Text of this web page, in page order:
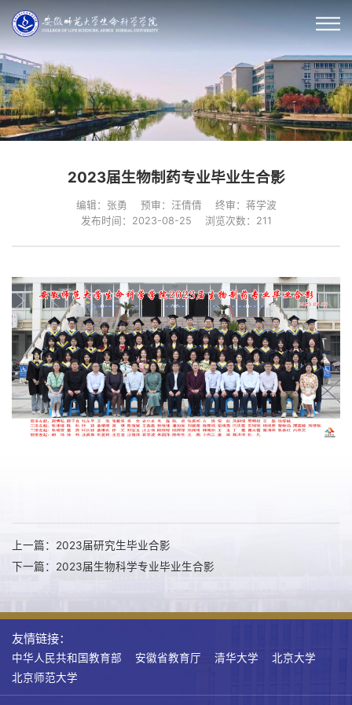
2023届生物制药专业毕业生合影
编辑：张勇 预审：汪倩倩
终审：蒋学波
发布时间：2023-08-25
浏览次数： 211
上一篇：2023届研究生毕业合影
下一篇：2023届生物科学专业毕业生合影
友情链接：
中华人民共和国教育部 安徽省教育厅 清华大学
北京大学
北京师范大学